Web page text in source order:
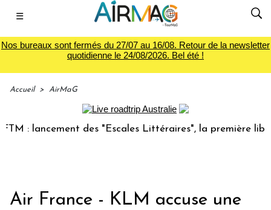
☰
Nos bureaux sont fermés du 27/07 au 16/08. Retour de la newsletter
quotidienne le 24/08/2026. Bel été !
Accueil > AirMaG
: lancement des "Escales Littéraires", la première librairie
Air France - KLM accuse une